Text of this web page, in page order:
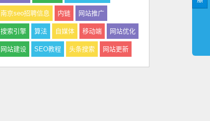
南京seo招聘信息 内链 网站推广
搜索引擎 算法 自媒体 移动端 网站优化
网站建设 SEO教程 头条搜索 网站更新